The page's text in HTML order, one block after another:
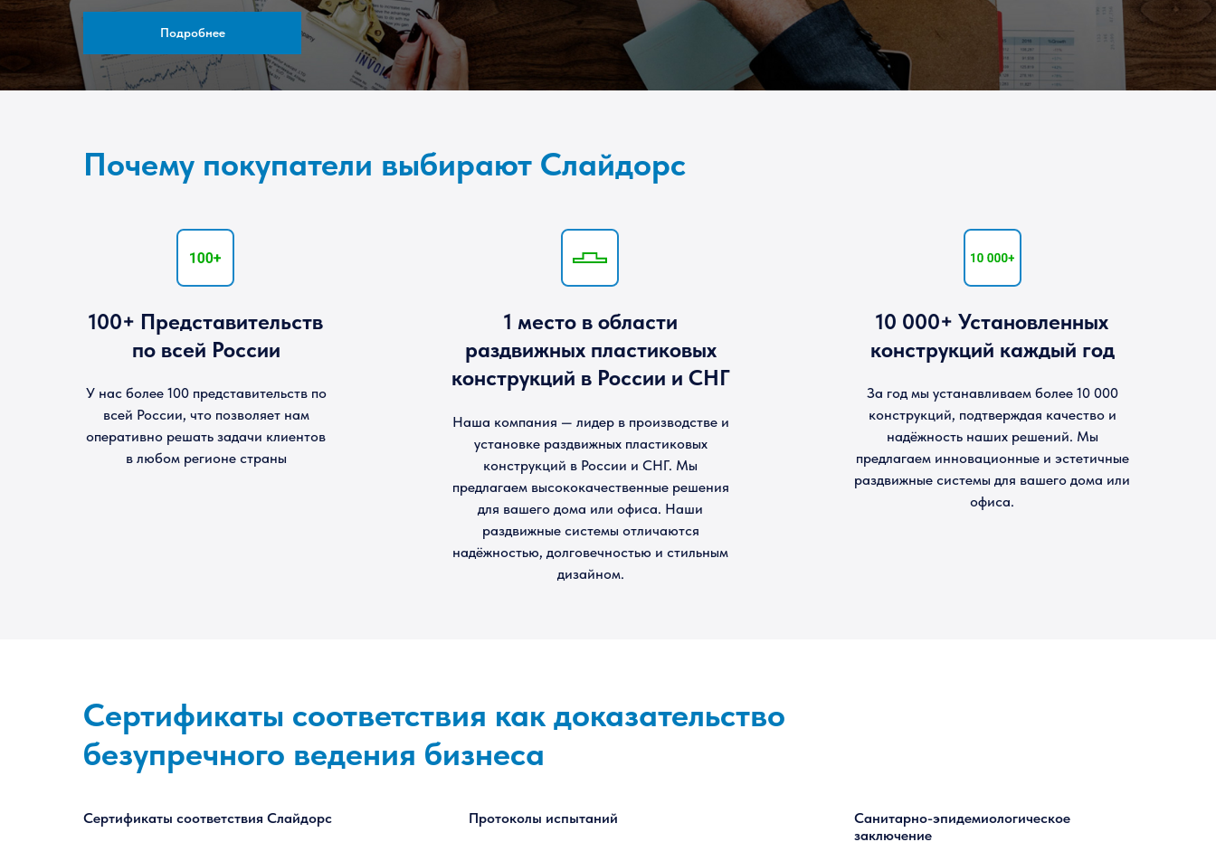
Заявка на партнерство
Подробнее
Наша компания — лидер в производстве и
установке раздвижных пластиковых
конструкций в России и СНГ. Мы
предлагаем высококачественные решения
для вашего дома или офиса. Наши
раздвижные системы отличаются
надёжностью, долговечностью и стильным
дизайном.
1 место в области
раздвижных пластиковых
конструкций в России и СНГ
У нас более 100 представительств по
всей России, что позволяет нам
оперативно решать задачи клиентов
в любом регионе страны
100+ Представительств
по всей России
Почему покупатели выбирают Слайдорс
За год мы устанавливаем более 10 000
конструкций, подтверждая качество и
надёжность наших решений. Мы
предлагаем инновационные и эстетичные
раздвижные системы для вашего дома или
офиса.
10 000+ Установленных
конструкций каждый год
Санитарно-эпидемиологическое
заключение
Протоколы испытаний
Сертификаты соответствия Слайдорс
Сертификаты соответствия как доказательство
безупречного ведения бизнеса